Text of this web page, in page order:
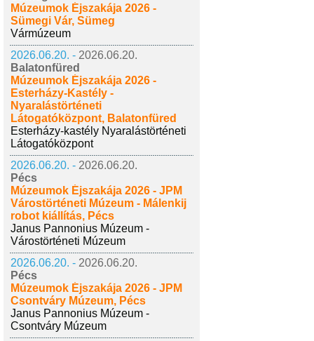
Múzeumok Éjszakája 2026 -
Sümegi Vár, Sümeg
Vármúzeum
2026.06.20. - 2026.06.20.
Balatonfüred
Múzeumok Éjszakája 2026 -
Esterházy-Kastély -
Nyaralástörténeti
Látogatóközpont, Balatonfüred
Esterházy-kastély Nyaralástörténeti
Látogatóközpont
2026.06.20. - 2026.06.20.
Pécs
Múzeumok Éjszakája 2026 - JPM
Várostörténeti Múzeum - Málenkij
robot kiállítás, Pécs
Janus Pannonius Múzeum -
Várostörténeti Múzeum
2026.06.20. - 2026.06.20.
Pécs
Múzeumok Éjszakája 2026 - JPM
Csontváry Múzeum, Pécs
Janus Pannonius Múzeum -
Csontváry Múzeum